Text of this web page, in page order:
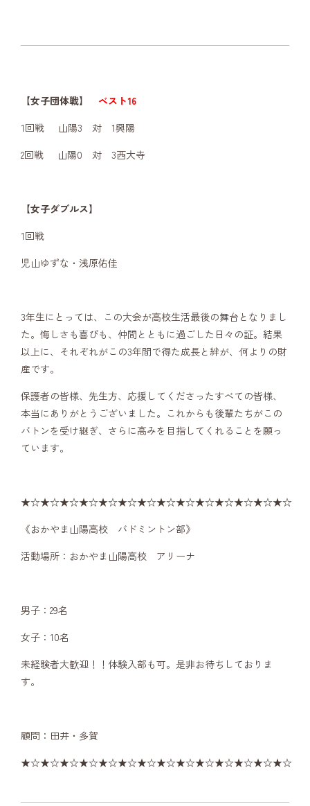
【女子団体戦】 ベスト16
1回戦 山陽3 対 1興陽
2回戦 山陽0 対 3西大寺
【女子ダブルス】
1回戦
児山ゆずな・浅原佑佳
3年生にとっては、この大会が高校生活最後の舞台となりまし
た。悔しさも喜びも、仲間とともに過ごした日々の証。結果
以上に、それぞれがこの3年間で得た成長と絆が、何よりの財
産です。
保護者の皆様、先生方、応援してくださったすべての皆様、
本当にありがとうございました。これからも後輩たちがこの
バトンを受け継ぎ、さらに高みを目指してくれることを願っ
ています。
★☆★☆★☆★☆★☆★☆★☆★☆★☆★☆★☆★☆★☆★☆
《おかやま山陽高校 バドミントン部》
活動場所：おかやま山陽高校 アリーナ
男子：29名
女子：10名
未経験者大歓迎！！体験入部も可。是非お待ちしておりま
す。
顧問：田井・多賀
★☆★☆★☆★☆★☆★☆★☆★☆★☆★☆★☆★☆★☆★☆